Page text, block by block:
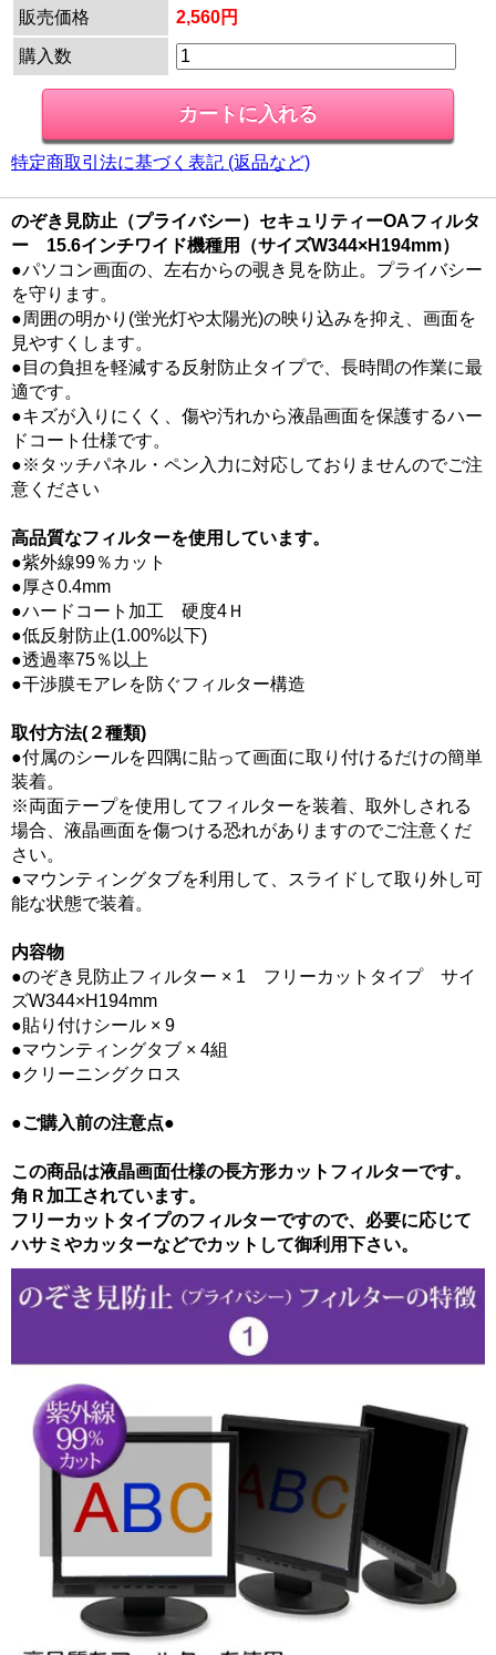
販売価格
2,560円
購入数
特定商取引法に基づく表記 (返品など)
のぞき見防止（プライバシー）セキュリティーOAフィルタ
ー 15.6インチワイド機種用（サイズW344×H194mm）
●パソコン画面の、左右からの覗き見を防止。プライバシー
を守ります。
●周囲の明かり(蛍光灯や太陽光)の映り込みを抑え、画面を
見やすくします。
●目の負担を軽減する反射防止タイプで、長時間の作業に最
適です。
●キズが入りにくく、傷や汚れから液晶画面を保護するハー
ドコート仕様です。
●※タッチパネル・ペン入力に対応しておりませんのでご注
意ください
高品質なフィルターを使用しています。
●紫外線99％カット
●厚さ0.4mm
●ハードコート加工 硬度4Ｈ
●低反射防止(1.00%以下)
●透過率75％以上
●干渉膜モアレを防ぐフィルター構造
取付方法(２種類)
●付属のシールを四隅に貼って画面に取り付けるだけの簡単
装着。
※両面テープを使用してフィルターを装着、取外しされる
場合、液晶画面を傷つける恐れがありますのでご注意くだ
さい。
●マウンティングタブを利用して、スライドして取り外し可
能な状態で装着。
内容物
●のぞき見防止フィルター × 1 フリーカットタイプ サイ
ズW344×H194mm
●貼り付けシール × 9
●マウンティングタブ × 4組
●クリーニングクロス
●ご購入前の注意点●
この商品は液晶画面仕様の長方形カットフィルターです。
角Ｒ加工されています。
フリーカットタイプのフィルターですので、必要に応じて
ハサミやカッターなどでカットして御利用下さい。